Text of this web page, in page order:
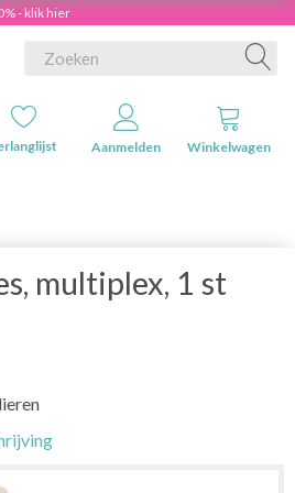
- klik hier
Aanmelden Winkelwagen
multiplex, 1 st